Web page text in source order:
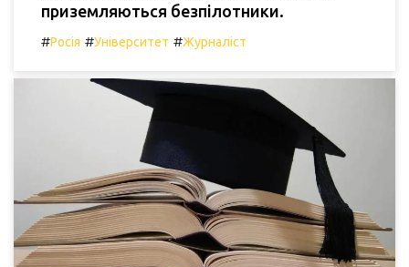
приземляються безпілотники.
#Росія #Університет #Журналіст